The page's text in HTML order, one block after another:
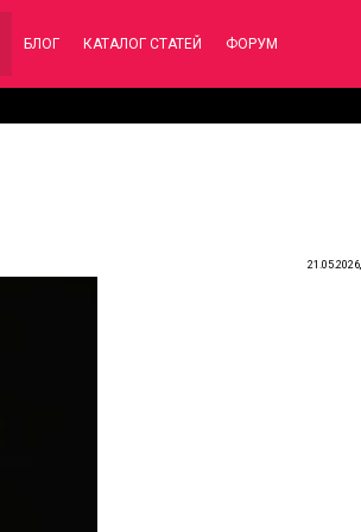
БЛОГ КАТАЛОГ СТАТЕЙ ФОРУМ